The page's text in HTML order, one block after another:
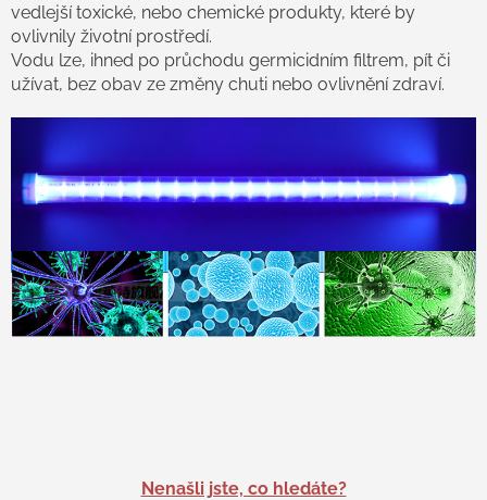
vedlejší toxické, nebo chemické produkty, které by
ovlivnily životní prostředí.
Vodu lze, ihned po průchodu germicidním filtrem, pít či
užívat, bez obav ze změny chuti nebo ovlivnění zdraví.
Nenašli jste, co hledáte?